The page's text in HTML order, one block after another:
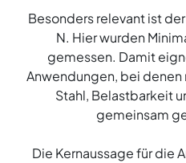
Besonders relevant ist
N. Hier wurden
gemessen. Damit
Anwendungen, bei
Stahl, Belastbarkeit
gemeinsam
Die Kernaussage für die